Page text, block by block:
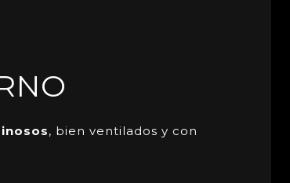
, bien ventilados y con